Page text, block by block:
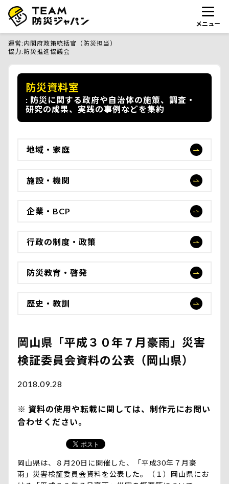
メニュー
運営 内閣府政策統括官（防災担当）
協力 防災推進協議会
防災資料室
防災に関する政府や自治体の施策、調査・
研究の成果、実践の事例などを集約
地域・家庭
施設・機関
企業・BCP
行政の制度・政策
防災教育・啓発
歴史・教訓
岡山県「平成３０年７月豪雨」災害
検証委員会資料の公表（岡山県）
2018.09.28
資料の使用や転載に関しては、制作元にお問い
合わせください。
岡山県は、８月20日に開催した、「平成30年７月豪
雨」災害検証委員会資料を公表した。（１）岡山県にお